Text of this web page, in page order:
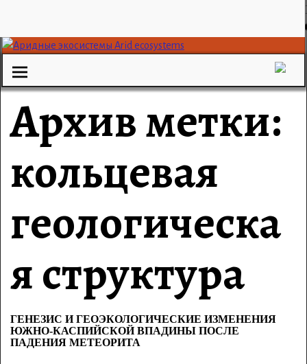
Архив метки:
кольцевая
геологическа
я структура
ГЕНЕЗИС И ГЕОЭКОЛОГИЧЕСКИЕ ИЗМЕНЕНИЯ
ЮЖНО-КАСПИЙСКОЙ ВПАДИНЫ ПОСЛЕ
ПАДЕНИЯ МЕТЕОРИТА